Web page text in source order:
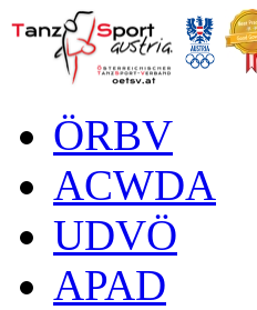
ÖRBV
ACWDA
UDVÖ
APAD